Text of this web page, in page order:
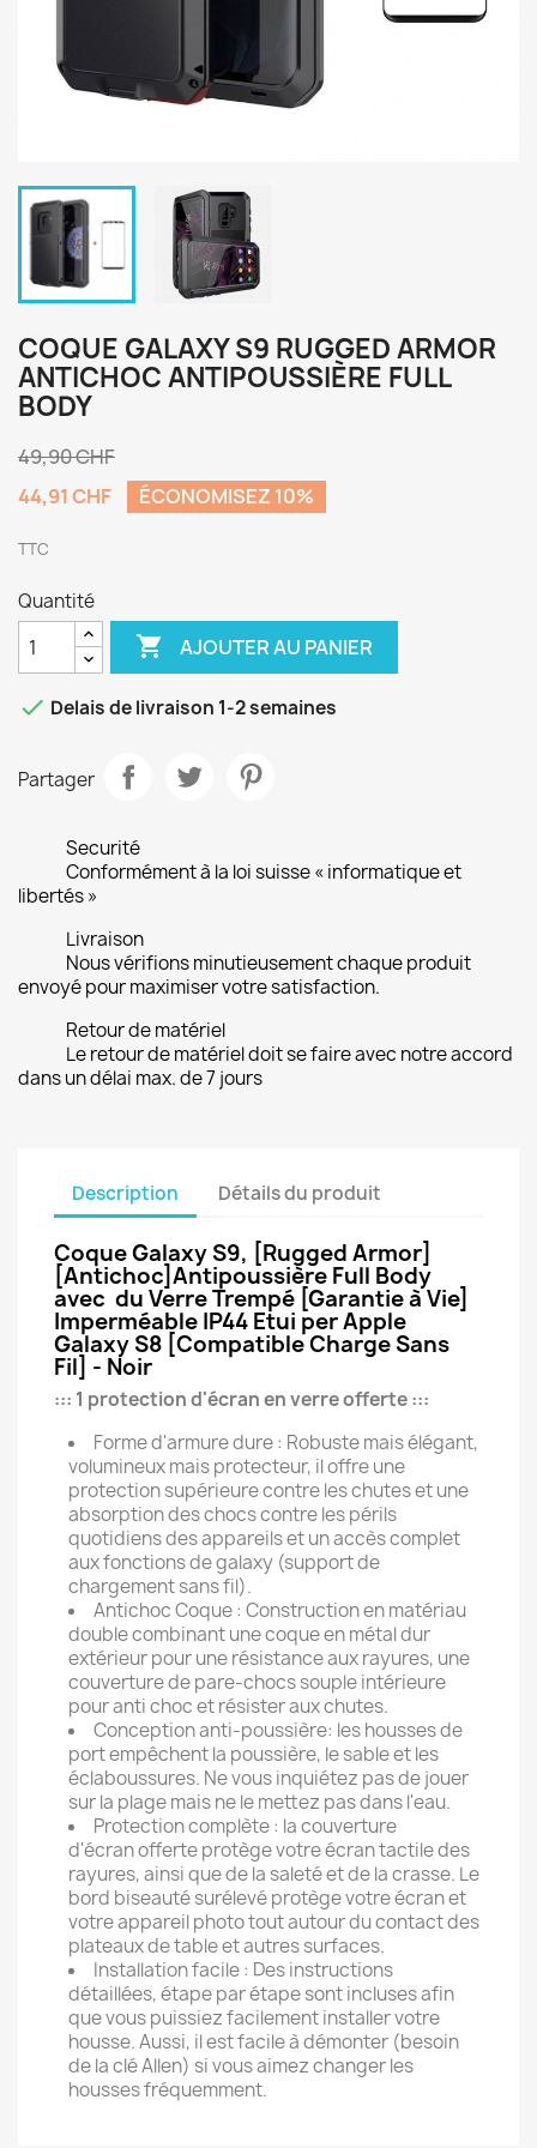
COQUE GALAXY S9 RUGGED ARMOR
ANTICHOC ANTIPOUSSIÈRE FULL
BODY
49,90 CHF
44,91 CHF
ÉCONOMISEZ 10%
TTC
Quantité
 AJOUTER AU PANIER
 Delais de livraison 1-2 semaines
Partager
Securité
Conformément à la loi suisse « informatique et
libertés »
Livraison
Nous vérifions minutieusement chaque produit
envoyé pour maximiser votre satisfaction.
Retour de matériel
Le retour de matériel doit se faire avec notre accord
dans un délai max. de 7 jours
Description Détails du produit
Coque Galaxy S9, [Rugged Armor]
[Antichoc]Antipoussière Full Body
avec du Verre Trempé [Garantie à Vie]
Imperméable IP44 Etui per Apple
Galaxy S8 [Compatible Charge Sans
Fil] - Noir
::: 1 protection d'écran en verre offerte :::
Forme d'armure dure : Robuste mais élégant,
volumineux mais protecteur, il offre une
protection supérieure contre les chutes et une
absorption des chocs contre les périls
quotidiens des appareils et un accès complet
aux fonctions de galaxy (support de
chargement sans fil).
Antichoc Coque : Construction en matériau
double combinant une coque en métal dur
extérieur pour une résistance aux rayures, une
couverture de pare-chocs souple intérieure
pour anti choc et résister aux chutes.
Conception anti-poussière: les housses de
port empêchent la poussière, le sable et les
éclaboussures. Ne vous inquiétez pas de jouer
sur la plage mais ne le mettez pas dans l'eau.
Protection complète : la couverture
d'écran offerte protège votre écran tactile des
rayures, ainsi que de la saleté et de la crasse. Le
bord biseauté surélevé protège votre écran et
votre appareil photo tout autour du contact des
plateaux de table et autres surfaces.
Installation facile : Des instructions
détaillées, étape par étape sont incluses afin
que vous puissiez facilement installer votre
housse. Aussi, il est facile à démonter (besoin
de la clé Allen) si vous aimez changer les
housses fréquemment.